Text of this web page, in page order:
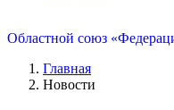
Областной союз
Главная
Новости